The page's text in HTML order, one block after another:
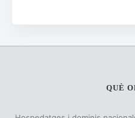
QUÈ